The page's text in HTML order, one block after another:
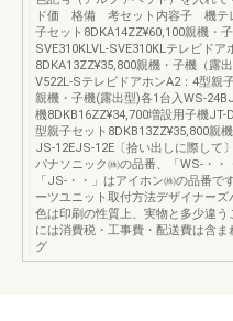
ド価 格備 考セット内容子 機テ
子セット8DKA14ZZ¥60,100親機・
SVE310KLVL-SVE310KLテレビドア
8DKA13ZZ¥35,800親機・子機（露
V522L-SテレビドアホンA2：4型親
親機・子機(露出型)各1台入WS-
機8DKB16ZZ¥34,700増設用子機JT-
型親子セット8DKB13ZZ¥35,800親
JS-12EJS-12E〔拾い出しに際して
パナソニック㈱の品番、「WS-・・
「JS-・・」はアイホン㈱の品番で
ーツユニット取付方法デザイナー
色は印刷の性質上、実物と多少違
には消費税・工事費・配送費は含
グ